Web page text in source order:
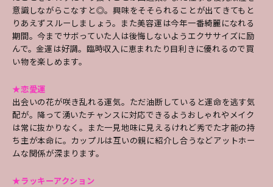
意識しながらこなすと◎。興味をそそられることが出てきてもと
りあえずスルーしましょう。また美容運は今年一番綺麗になれる
期間。今までサボっていた人は後悔しないようエクササイズに励
んで。金運は好調。臨時収入に恵まれたり目利きに優れるので買
い物を楽しめます。
★恋愛運
出会いの花が咲き乱れる運気。ただ油断していると運命を逃す気
配が。降って湧いたチャンスに対応できるようおしゃれやメイク
は常に抜かりなく。また一見地味に見えるけれど秀でた才能の持
ち主が本命に。カップルは互いの親に紹介し合うなどアットホー
ムな関係が深まります。
★ラッキーアクション